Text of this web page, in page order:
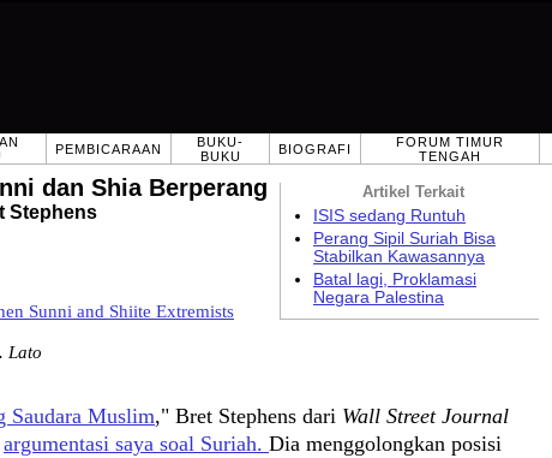
PEMBICARAAN
BUKU-
BUKU
BIOGRAFI
FORUM TIMUR
TENGAH
Artikel Terkait
ISIS sedang Runtuh
Perang Sipil Suriah Bisa
Stabilkan Kawasannya
Batal lagi, Proklamasi
Negara Palestina
dan Shia Berperang
Stephens
Sunni and Shiite Extremists
Lato
Saudara Muslim," Bret Stephens dari Wall Street Journal
argumentasi saya soal Suriah. Dia menggolongkan posisi